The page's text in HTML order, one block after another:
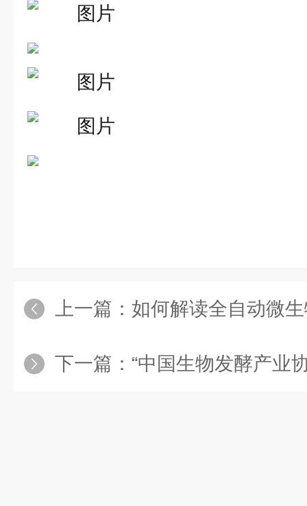
上一篇： 如何解读全自动微生物
下一篇： “中国生物发酵产业协会微